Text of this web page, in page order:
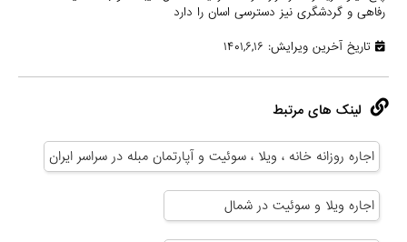
رفاهی و گردشگری نیز دسترسی اسان را دارد
تاریخ آخرین ویرایش: ۱۴۰۱,۶,۱۶
لینک های مرتبط
اجاره روزانه خانه ، ویلا ، سوئیت و آپارتمان مبله در سراسر ایران
اجاره ویلا و سوئیت در شمال